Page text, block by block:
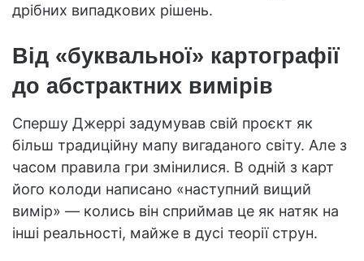
дрібних випадкових рішень.
Від «буквальної» картографії
до абстрактних вимірів
Спершу Джеррі задумував свій проєкт як
більш традиційну мапу вигаданого світу. Але з
часом правила гри змінилися. В одній з карт
його колоди написано «наступний вищий
вимір» — колись він сприймав це як натяк на
інші реальності, майже в дусі теорії струн.